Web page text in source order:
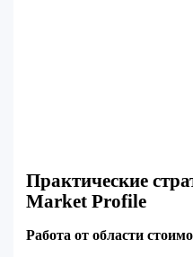
Практические
Market Profile
Работа от области